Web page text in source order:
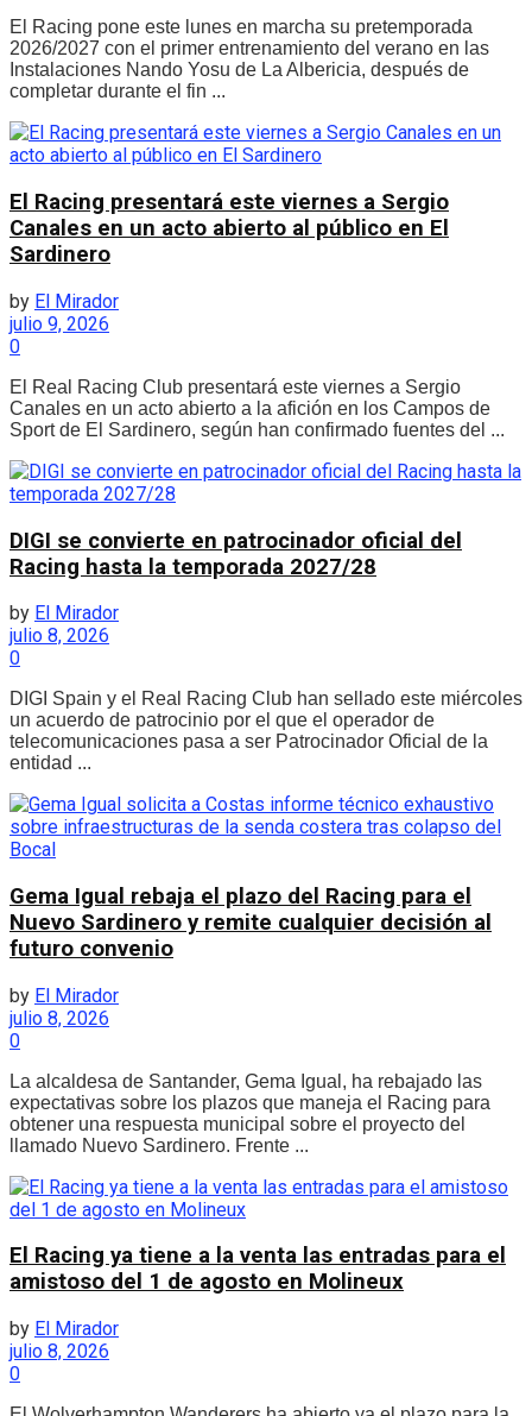
El Racing pone este lunes en marcha su pretemporada
2026/2027 con el primer entrenamiento del verano en las
Instalaciones Nando Yosu de La Albericia, después de
completar durante el fin ...
El Racing presentará este viernes a Sergio
Canales en un acto abierto al público en El
Sardinero
by El Mirador
julio 9, 2026
0
El Real Racing Club presentará este viernes a Sergio
Canales en un acto abierto a la afición en los Campos de
Sport de El Sardinero, según han confirmado fuentes del ...
DIGI se convierte en patrocinador oficial del
Racing hasta la temporada 2027/28
by El Mirador
julio 8, 2026
0
DIGI Spain y el Real Racing Club han sellado este miércoles
un acuerdo de patrocinio por el que el operador de
telecomunicaciones pasa a ser Patrocinador Oficial de la
entidad ...
Gema Igual rebaja el plazo del Racing para el
Nuevo Sardinero y remite cualquier decisión al
futuro convenio
by El Mirador
julio 8, 2026
0
La alcaldesa de Santander, Gema Igual, ha rebajado las
expectativas sobre los plazos que maneja el Racing para
obtener una respuesta municipal sobre el proyecto del
llamado Nuevo Sardinero. Frente ...
El Racing ya tiene a la venta las entradas para el
amistoso del 1 de agosto en Molineux
by El Mirador
julio 8, 2026
0